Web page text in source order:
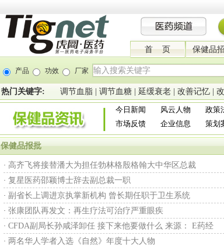
首 页 保健品
产品 功效 厂家
热门关键字: 调节血脂| 调节血糖| 延缓衰老| 改善记忆|
今日新闻 风云人物 政策
市场反馈
企业信息 策划
保健品报批
· 高齐飞将接替潘大为担任勃林格殷格翰大中华区总裁
· 复星医药邵颖博士辞去副总裁一职
· 副省长上调进京执掌新机构 曾长期任职于卫生系统
· 张康团队再发文：再生疗法可治疗严重眼疾
· CFDA副局长孙咸泽卸任 接下来他要做什么 来源： E药经
· 两名华人学者入选《自然》年度十大人物